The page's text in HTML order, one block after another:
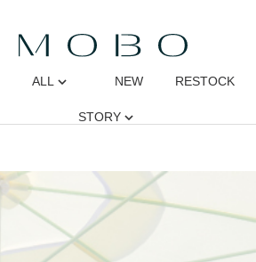
ALL NEW RESTOCK
STORY